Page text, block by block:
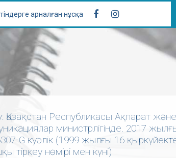
арналған нұсқа
Қазақстан Республикасы Ақпарат және
министрлігінде. 2017
G куәлік (1999 жылғы 16
тіркеу нөмірі мен күні)